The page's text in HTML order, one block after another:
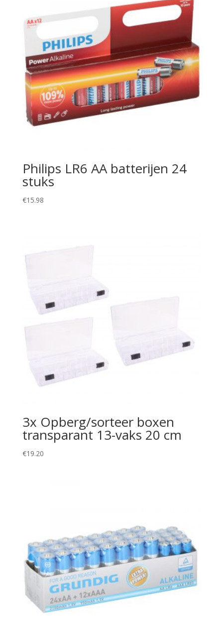
Philips LR6 AA batterijen 24
stuks
€15.98
3x Opberg/sorteer boxen
transparant 13-vaks 20 cm
€19.20